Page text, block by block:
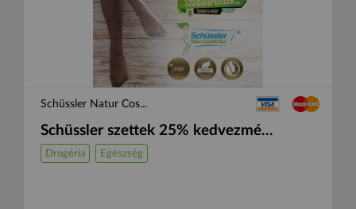
Schüssler Natur Cos...
Schüssler szettek 25% kedvezmé...
Drogéria Egészség